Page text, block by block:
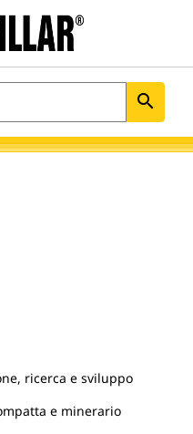
search
ricerca e sviluppo
e minerario